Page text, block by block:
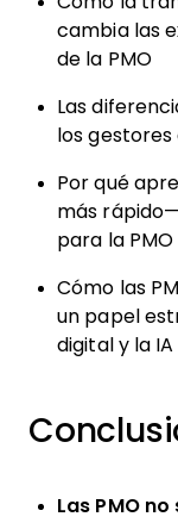
cambia las
de la PMO
Las
los
Por qué
más
para la PMO
Cómo las
un papel
digital y la IA
Las PMO